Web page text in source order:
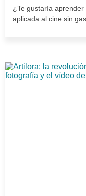
¿Te gustaría
aplicada al cine sin